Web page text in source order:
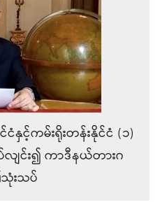
နှင့်ကမ်းရိုးတန်းနိုင်ငံ (၁)
ျင်း၍ ကာဒီနယ်တားဂ
းသပ်